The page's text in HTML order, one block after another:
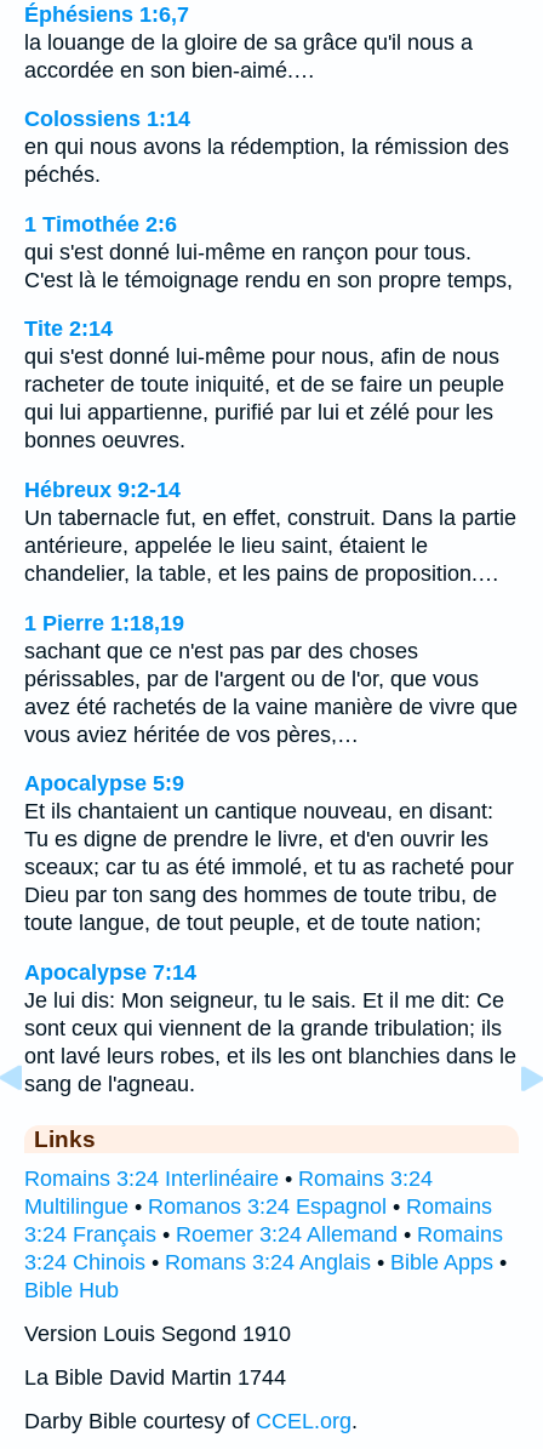
Éphésiens 1:6,7
la louange de la gloire de sa grâce qu'il nous a
accordée en son bien-aimé.…
Colossiens 1:14
en qui nous avons la rédemption, la rémission des
péchés.
1 Timothée 2:6
qui s'est donné lui-même en rançon pour tous.
C'est là le témoignage rendu en son propre temps,
Tite 2:14
qui s'est donné lui-même pour nous, afin de nous
racheter de toute iniquité, et de se faire un peuple
qui lui appartienne, purifié par lui et zélé pour les
bonnes oeuvres.
Hébreux 9:2-14
Un tabernacle fut, en effet, construit. Dans la partie
antérieure, appelée le lieu saint, étaient le
chandelier, la table, et les pains de proposition.…
1 Pierre 1:18,19
sachant que ce n'est pas par des choses
périssables, par de l'argent ou de l'or, que vous
avez été rachetés de la vaine manière de vivre que
vous aviez héritée de vos pères,…
Apocalypse 5:9
Et ils chantaient un cantique nouveau, en disant:
Tu es digne de prendre le livre, et d'en ouvrir les
sceaux; car tu as été immolé, et tu as racheté pour
Dieu par ton sang des hommes de toute tribu, de
toute langue, de tout peuple, et de toute nation;
Apocalypse 7:14
Je lui dis: Mon seigneur, tu le sais. Et il me dit: Ce
sont ceux qui viennent de la grande tribulation; ils
ont lavé leurs robes, et ils les ont blanchies dans le
sang de l'agneau.
Links
Romains 3:24 Interlinéaire • Romains 3:24
Multilingue • Romanos 3:24 Espagnol • Romains
3:24 Français • Roemer 3:24 Allemand • Romains
3:24 Chinois • Romans 3:24 Anglais • Bible Apps •
Bible Hub
Version Louis Segond 1910
La Bible David Martin 1744
Darby Bible courtesy of CCEL.org.